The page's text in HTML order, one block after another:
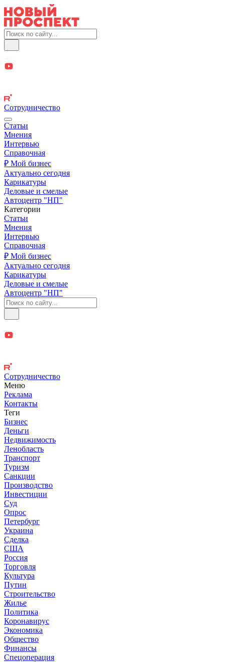
Сотрудничество
Статьи
Мнения
Интервью
Справочная
₽ Мой бизнес
Актуально сегодня
Карикатуры
Деловые и смелые
Автоцентр "НП"
Категории
Статьи
Мнения
Интервью
Справочная
₽ Мой бизнес
Актуально сегодня
Карикатуры
Деловые и смелые
Автоцентр "НП"
Сотрудничество
Меню
Реклама
Контакты
Теги
Бизнес
Деньги
Недвижимость
Ленобласть
Транспорт
Туризм
Санкции
Производство
Инвестиции
Суд
Опрос
Петербург
Украина
Сделка
США
Россия
Торговля
Культура
Путин
Строительство
Жилье
Политика
Коронавирус
Экономика
Общество
Финансы
Спецоперация